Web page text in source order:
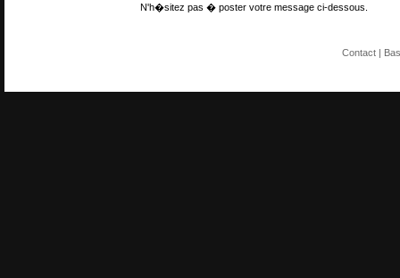
N'h�sitez pas � poster votre message ci-dessous.
Contact|